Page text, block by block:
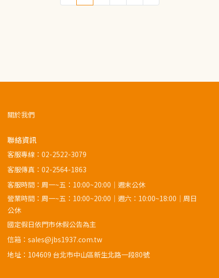
關於我們
聯絡資訊
客服專線： 02-2522-3079
客服傳真：02-2564-1863
客服時間：周一~五：10:00~20:00｜週末公休
營業時間：周一~五：10:00~20:00｜週六：10:00~18:00｜周日
公休
國定假日依門市休假公告為主
信箱：sales@jbs1937.com.tw
地址： 104609 台北市中山區新生北路一段80號